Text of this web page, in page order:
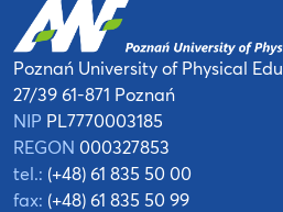
Poznań University of Physical
27/3961-871 Poznań
NIP PL7770003185
REGON 000327853
tel.: (+48) 61 835 50 00
fax: (+48) 61 835 50 99